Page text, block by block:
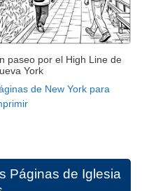
paseo por el High Line de
York
de New York para
Páginas de Iglesia